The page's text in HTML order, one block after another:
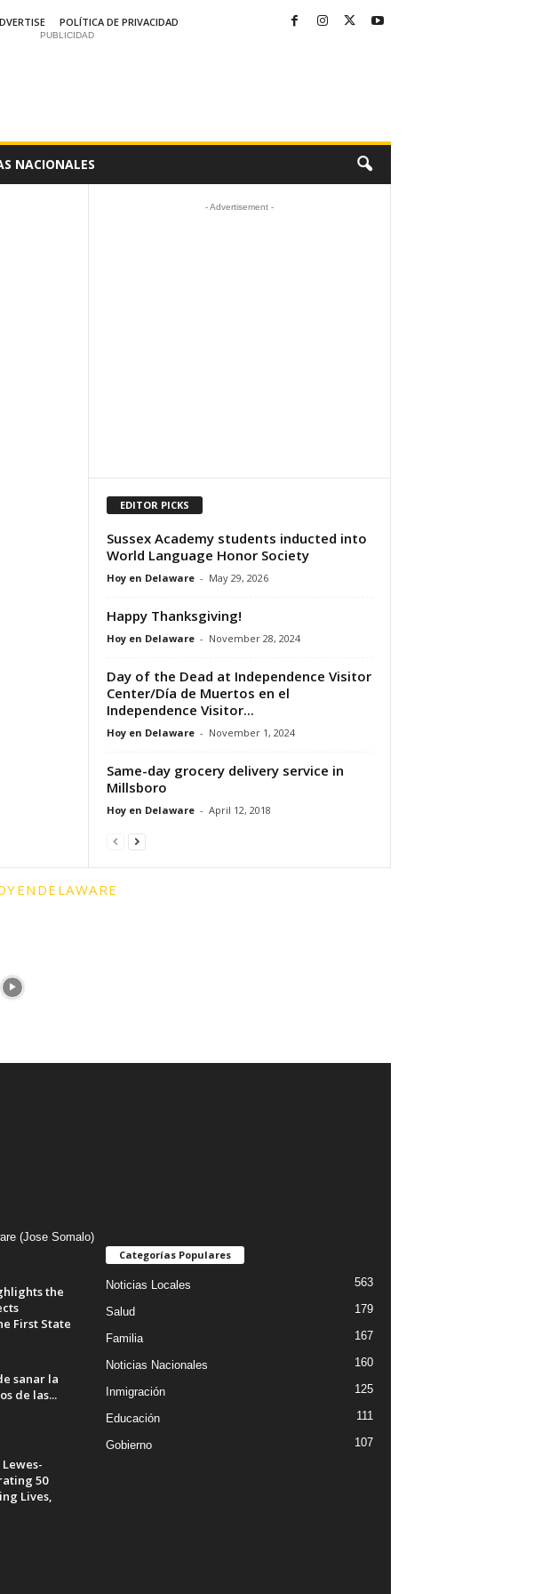
POLÍTICA DE PRIVACIDAD
PUBLICIDAD
NACIONALES
- Advertisement -
EDITOR PICKS
Sussex Academy students inducted into
World Language Honor Society
Hoy en Delaware - May 29, 2026
Happy Thanksgiving!
Hoy en Delaware - November 28, 2024
Day of the Dead at Independence Visitor
Center/Día de Muertos en el
Independence Visitor...
Hoy en Delaware - November 1, 2024
Same-day grocery delivery service in
Millsboro
Hoy en Delaware - April 12, 2018
(Jose Somalo)
the
First State
sanar la
de las...
50
Lives,
Categorías Populares
Noticias Locales 563
Salud 179
Familia 167
Noticias Nacionales 160
Inmigración 125
Educación 111
Gobierno 107